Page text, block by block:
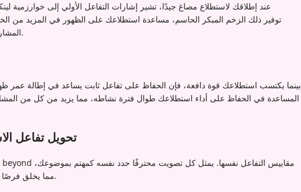
عند إطلاقك لاستطلاع مصاغ جيدًا، تشير إشارات التفاعل الأولي إلى خوارزمية
المشاركة العضوية من جمهورك المستهدف الفعلي.
بينما يكتسب استطلاعك قوة دافعة، فإن الحفاظ على تفاعل ثابت يساعد في إطالة عمر
تحويل تفاعل
مما يخلق فرصًا مثالية لبناء العلاقات وتوليد العملاء المحتملين.